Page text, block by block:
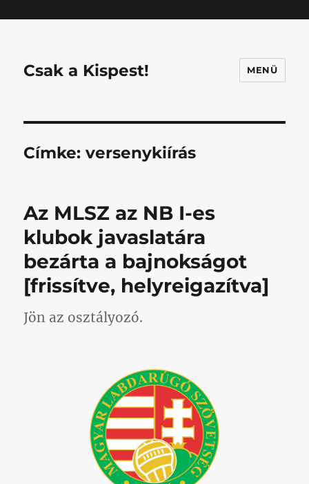
Csak a Kispest! MENÜ
Címke:versenykiírás
Az MLSZ az NB I-es
klubok javaslatára
bezárta a bajnokságot
[frissítve, helyreigazítva]
Jön az osztályozó.